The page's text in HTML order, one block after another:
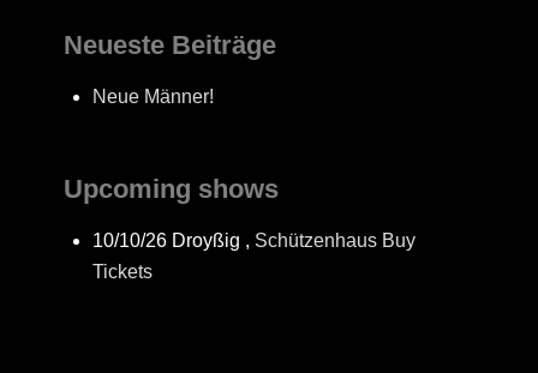
Neueste Beiträge
Neue Männer!
Upcoming shows
10/10/26 Droyßig , Schützenhaus Buy
Tickets